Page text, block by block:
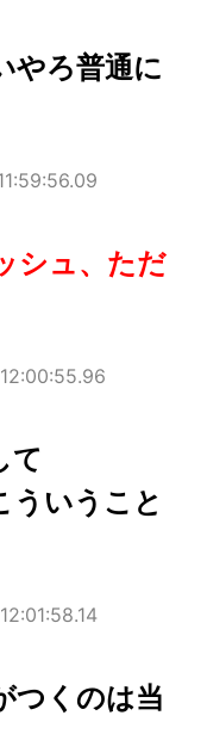
やろ普通に
シュ、ただ
て
ういうこと
つくのは当